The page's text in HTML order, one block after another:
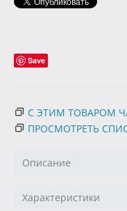
Save
С ЭТИМ ТОВАРОМ
ПРОСМОТРЕТЬ
Описание
Характеристики